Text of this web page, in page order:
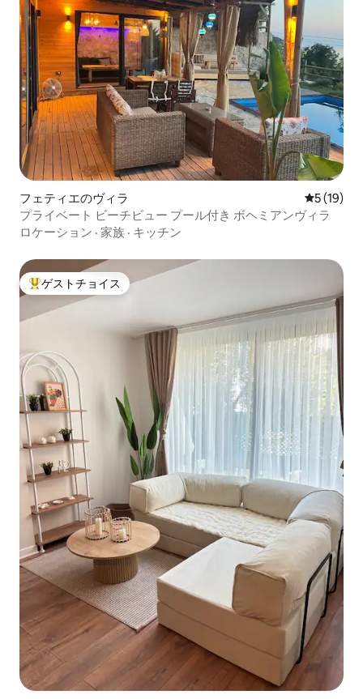
フェティエのヴィラ レビュー
5 (19)
プライベート ビーチビュー プール付き ボヘミアンヴィラ
ロケーション · 家族 · キッチン
大好評のゲストチョイスです。
ゲストチョイス